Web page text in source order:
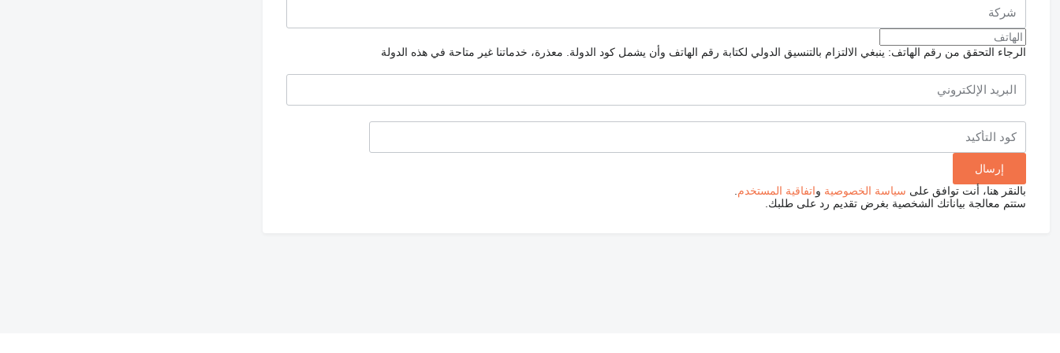
الرجاء التحقق من رقم الهاتف: ينبغي الالتزام بالتنسيق الدولي لكتابة رقم الهاتف وأن يشمل كود الدولة. معذرة، خدماتنا غير متاحة في هذه الدولة
بالنقر هنا، أنت توافق على سياسة الخصوصية واتفاقية المستخدم
ستتم معالجة بياناتك الشخصية بغرض تقديم رد على طلبك.